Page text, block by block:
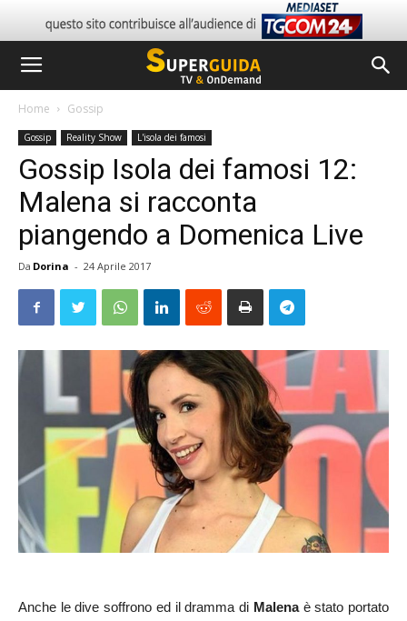
Home Gossip
Gossip Reality Show L'isola dei famosi
Gossip Isola dei famosi 12:
Malena si racconta
piangendo a Domenica Live
Da Dorina - 24 Aprile 2017
Anche le dive soffrono ed il dramma di Malenaè stato portato